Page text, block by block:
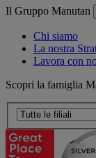
Il Gruppo Manutan
Chi siamo
La nostra
Lavora con
Scopri la famiglia